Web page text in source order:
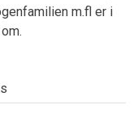
m.fl er i